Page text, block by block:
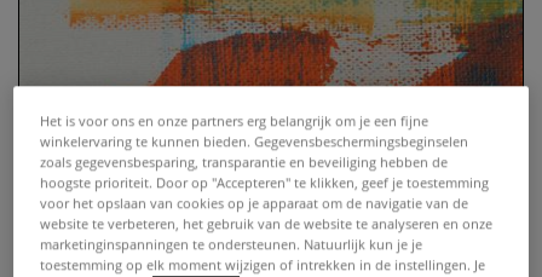
Het is voor ons en onze partners erg belangrijk om je een fijne
winkelervaring te kunnen bieden. Gegevensbeschermingsbeginselen
zoals gegevensbesparing, transparantie en beveiliging hebben de
hoogste prioriteit. Door op "Accepteren" te klikken, geef je toestemming
voor het opslaan van cookies op je apparaat om de navigatie van de
website te verbeteren, het gebruik van de website te analyseren en onze
marketinginspanningen te ondersteunen. Natuurlijk kun je je
toestemming op elk moment wijzigen of intrekken in de instellingen. Je